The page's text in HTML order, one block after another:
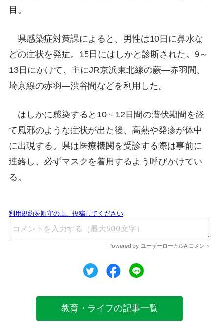
目。
県感染症対策課によると、男性は10日に鼻水な
どの症状を発症。15日にはしかと診断された。9～
13日にかけて、主にJR京浜東北線の蕨―赤羽間、
埼京線の赤羽―渋谷間などを利用した。
はしかに感染すると10～12日間の潜伏期間を経
て風邪のような症状が出た後、高熱や発疹が体中
に出現する。県は医療機関を受診する際は事前に
連絡し、必ずマスクを着用するよう呼びかけてい
る。
ツイートシェア
教育・ライフの記事一覧